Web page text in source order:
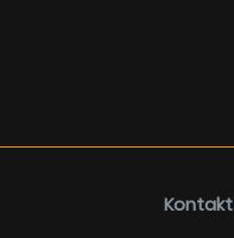
Kontakt